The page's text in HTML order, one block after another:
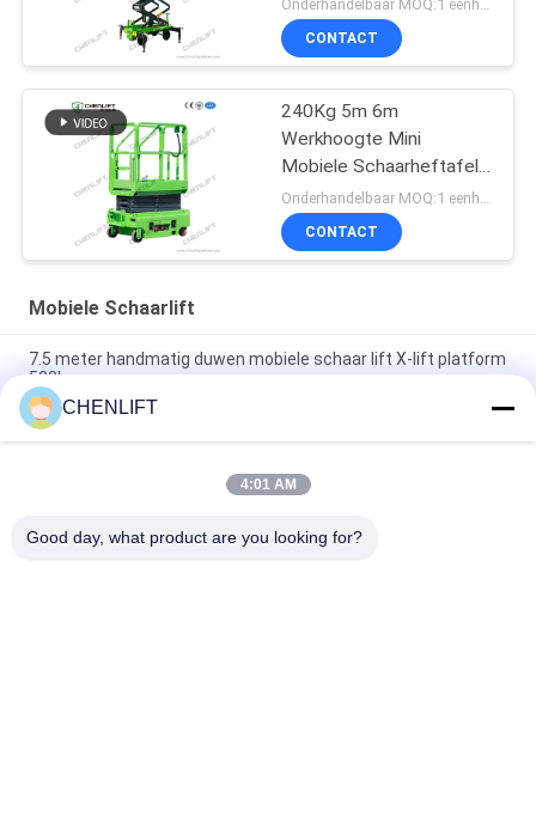
CONTACT
240Kg 5m 6m
Werkhoogte Mini
Mobiele Schaarheftafel
Met UitbreidingsplatformOnderhandelbaar MOQ:1 eenheid
CONTACT
Mobiele Schaarlift
7.5 meter handmatig duwen mobiele schaar lift X-lift platform
500kg
14M Kleine Elektrische Schaarhoogwerker Met Gemotoriseerd
Apparaat Laadvermogen Van 450Kg
Mini Handbediende 3,9 Meter Hoogwerkplatform met Anti-Slip
CHENLIFT
4:01 AM
Good day, what product are you looking for?